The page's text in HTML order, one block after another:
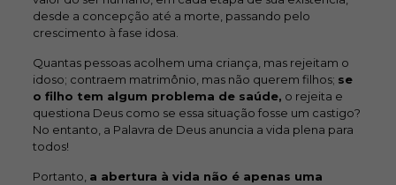
desde a concepção até a morte, passando pelo
crescimento à fase idosa.
Quantas pessoas acolhem uma criança, mas rejeitam o
idoso; contraem matrimônio, mas não querem filhos; se
o filho tem algum problema de saúde, o rejeita e
questiona Deus como se essa situação fosse um castigo?
No entanto, a Palavra de Deus anuncia a vida plena para
todos!
Portanto, a abertura à vida não é apenas uma